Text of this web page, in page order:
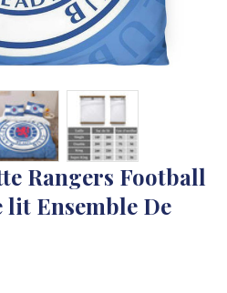
Rangers Football
lit Ensemble De